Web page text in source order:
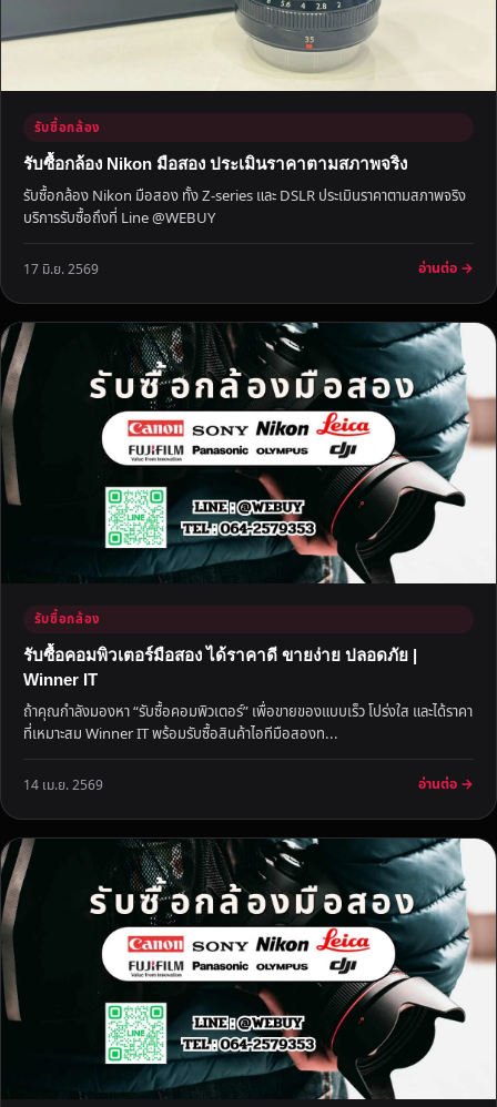
ม่
า
ค
รับซื้อกล้อง
รับซื้อกล้อง Nikon มือสอง ประเมินราคาตามสภาพจริง
รับซื้อกล้อง Nikon มือสอง ทั้ง Z-series และ DSLR ประเมินราคาตามสภาพจริง
บริการรับซื้อถึงที่ Line @WEBUY
17 มิ.ย. 2569 อ่านต่อ →
รับซื้อกล้อง
รับซื้อคอมพิวเตอร์มือสอง ได้ราคาดี ขายง่าย ปลอดภัย |
Winner IT
ถ้าคุณกำลังมองหา “รับซื้อคอมพิวเตอร์” เพื่อขายของแบบเร็ว โปร่งใส และได้ราคา
ที่เหมาะสม Winner IT พร้อมรับซื้อสินค้าไอทีมือสองท...
14 เม.ย. 2569 อ่านต่อ →